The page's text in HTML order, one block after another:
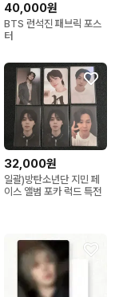
40,000원
BTS 런석진 패브릭 포스
터
32,000원
일괄)방탄소년단 지민 페
이스 앨범 포카 럭드 특전